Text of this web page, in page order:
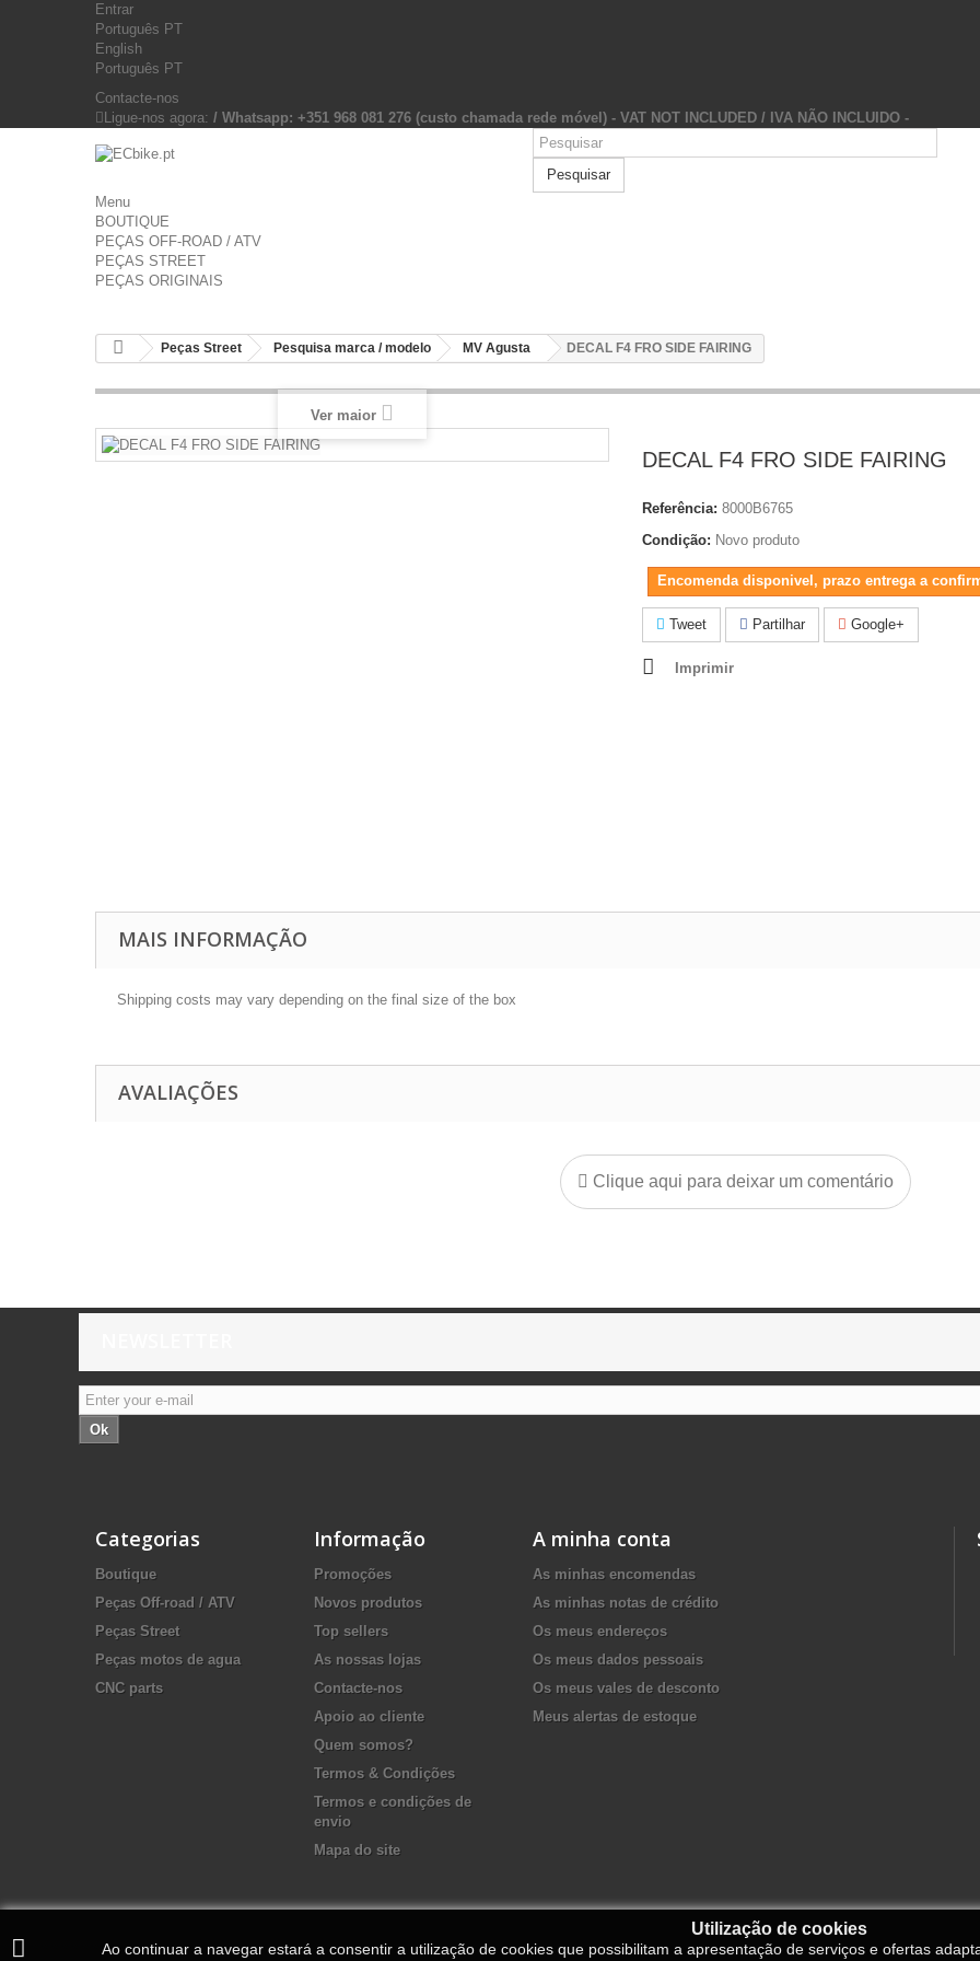
Entrar
Português PT
English
Português PT
Contacte-nos
Ligue-nos agora: / Whatsapp: +351 968 081 276 (custo chamada rede móvel) - VAT NOT INCLUDED / IVA NÃO INCLUIDO -
Pesquisar
Menu
BOUTIQUE
PEÇAS OFF-ROAD / ATV
PEÇAS STREET
PEÇAS ORIGINAIS
Peças Street Pesquisa marca / modelo MV Agusta DECAL F4 FRO SIDE FAIRING
Ver maior
DECAL F4 FRO SIDE FAIRING
Referência: 8000B6765
Condição: Novo produto
Encomenda disponivel, prazo entrega a
Tweet Partilhar Google+
Imprimir
MAIS INFORMAÇÃO
Shipping costs may vary depending on the final size of the box
AVALIAÇÕES
Clique aqui para deixar um comentário
Ok
Categorias
Boutique
Peças Off-road / ATV
Peças Street
Peças motos de agua
CNC parts
Informação
Promoções
Novos produtos
Top sellers
As nossas lojas
Contacte-nos
Apoio ao cliente
Quem somos?
Termos & Condições
Termos e condições de
envio
Mapa do site
A minha conta
As minhas encomendas
As minhas notas de crédito
Os meus endereços
Os meus dados pessoais
Os meus vales de desconto
Meus alertas de estoque
Utilização de cookies
Ao continuar a navegar estará a consentir a utilização de cookies que possibilitam a apresentação de serviços e ofertas